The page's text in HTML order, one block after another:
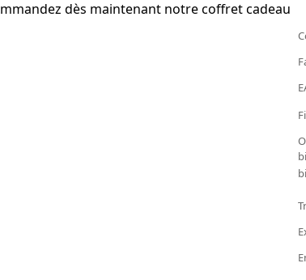
dès maintenant notre coffret cadeau